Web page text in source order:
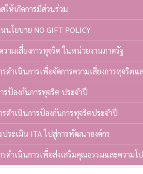
ให้เกิดการมีส่วนร่วม
นโยบาย NO GIFT POLICY
วามเสี่ยงการทุจริต ในหน่วยงานภาครัฐ
รดำเนินการเพื่อจัดการความเสี่ยงการทุจริ
ป้องกันการทุจริต ประจำปี
รดำเนินการป้องกันการทุจริตประจำปี
ประเมิน ITA ไปสู่การพัฒนาองค์กร
รดำเนินการเพื่อส่งเสริมคุณธรรมและความ